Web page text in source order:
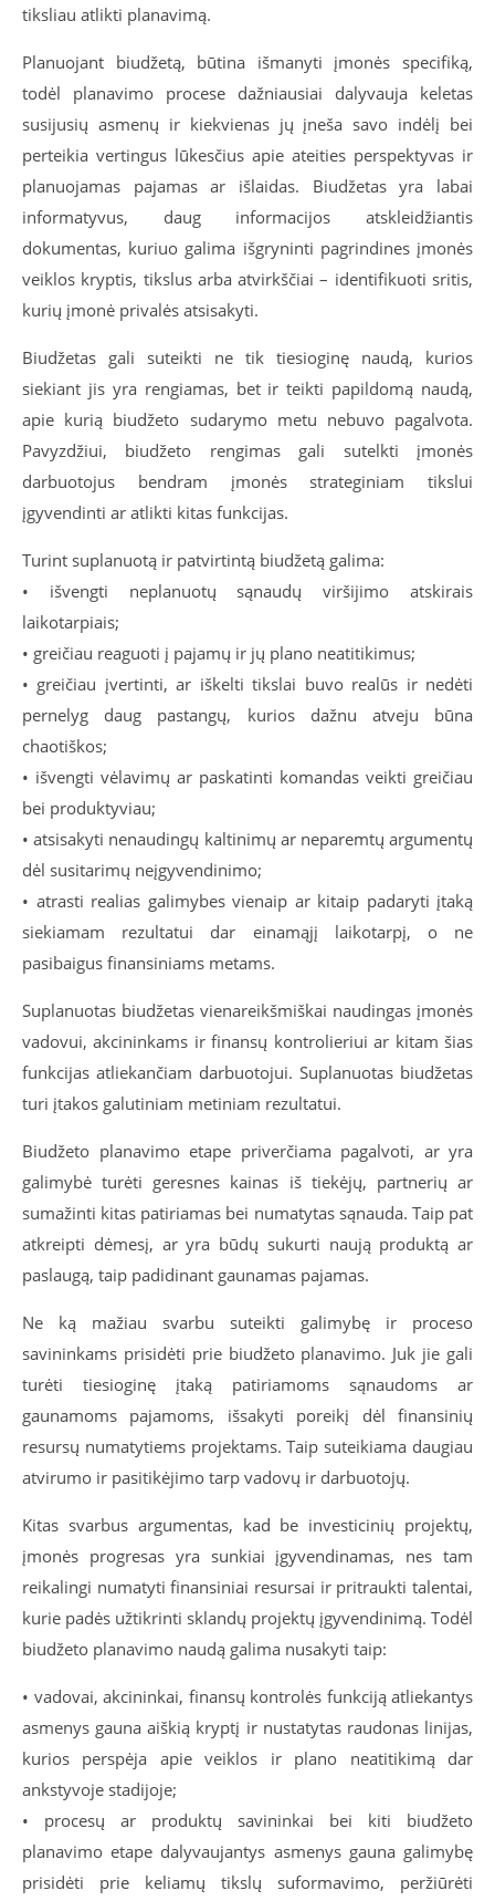
tiksliau atlikti planavimą.
Planuojant biudžetą, būtina išmanyti įmonės specifiką,
todėl planavimo procese dažniausiai dalyvauja keletas
susijusių asmenų ir kiekvienas jų įneša savo indėlį bei
perteikia vertingus lūkesčius apie ateities perspektyvas ir
planuojamas pajamas ar išlaidas. Biudžetas yra labai
informatyvus, daug informacijos atskleidžiantis
dokumentas, kuriuo galima išgryninti pagrindines įmonės
veiklos kryptis, tikslus arba atvirkščiai – identifikuoti sritis,
kurių įmonė privalės atsisakyti.
Biudžetas gali suteikti ne tik tiesioginę naudą, kurios
siekiant jis yra rengiamas, bet ir teikti papildomą naudą,
apie kurią biudžeto sudarymo metu nebuvo pagalvota.
Pavyzdžiui, biudžeto rengimas gali sutelkti įmonės
darbuotojus bendram įmonės strateginiam tikslui
įgyvendinti ar atlikti kitas funkcijas.
Turint suplanuotą ir patvirtintą biudžetą galima:
• išvengti neplanuotų sąnaudų viršijimo atskirais
laikotarpiais;
• greičiau reaguoti į pajamų ir jų plano neatitikimus;
• greičiau įvertinti, ar iškelti tikslai buvo realūs ir nedėti
pernelyg daug pastangų, kurios dažnu atveju būna
chaotiškos;
• išvengti vėlavimų ar paskatinti komandas veikti greičiau
bei produktyviau;
• atsisakyti nenaudingų kaltinimų ar neparemtų argumentų
dėl susitarimų neįgyvendinimo;
• atrasti realias galimybes vienaip ar kitaip padaryti įtaką
siekiamam rezultatui dar einamąjį laikotarpį, o ne
pasibaigus finansiniams metams.
Suplanuotas biudžetas vienareikšmiškai naudingas įmonės
vadovui, akcininkams ir finansų kontrolieriui ar kitam šias
funkcijas atliekančiam darbuotojui. Suplanuotas biudžetas
turi įtakos galutiniam metiniam rezultatui.
Biudžeto planavimo etape priverčiama pagalvoti, ar yra
galimybė turėti geresnes kainas iš tiekėjų, partnerių ar
sumažinti kitas patiriamas bei numatytas sąnauda. Taip pat
atkreipti dėmesį, ar yra būdų sukurti naują produktą ar
paslaugą, taip padidinant gaunamas pajamas.
Ne ką mažiau svarbu suteikti galimybę ir proceso
savininkams prisidėti prie biudžeto planavimo. Juk jie gali
turėti tiesioginę įtaką patiriamoms sąnaudoms ar
gaunamoms pajamoms, išsakyti poreikį dėl finansinių
resursų numatytiems projektams. Taip suteikiama daugiau
atvirumo ir pasitikėjimo tarp vadovų ir darbuotojų.
Kitas svarbus argumentas, kad be investicinių projektų,
įmonės progresas yra sunkiai įgyvendinamas, nes tam
reikalingi numatyti finansiniai resursai ir pritraukti talentai,
kurie padės užtikrinti sklandų projektų įgyvendinimą. Todėl
biudžeto planavimo naudą galima nusakyti taip:
• vadovai, akcininkai, finansų kontrolės funkciją atliekantys
asmenys gauna aiškią kryptį ir nustatytas raudonas linijas,
kurios perspėja apie veiklos ir plano neatitikimą dar
ankstyvoje stadijoje;
• procesų ar produktų savininkai bei kiti biudžeto
planavimo etape dalyvaujantys asmenys gauna galimybę
prisidėti prie keliamų tikslų suformavimo, peržiūrėti